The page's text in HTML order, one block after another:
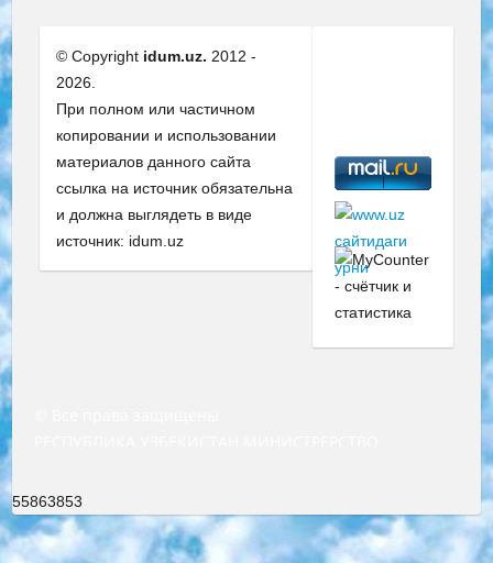
© Copyright idum.uz. 2012 -
2026.
При полном или частичном
копировании и использовании
материалов данного сайта
ссылка на источник обязательна
и должна выглядеть в виде
источник: idum.uz
55863853